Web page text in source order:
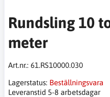
Rundsling 10
meter
Art.nr.: 61.RS10000.030
Lagerstatus: Beställningsvara
Leveranstid 5-8 arbetsdagar